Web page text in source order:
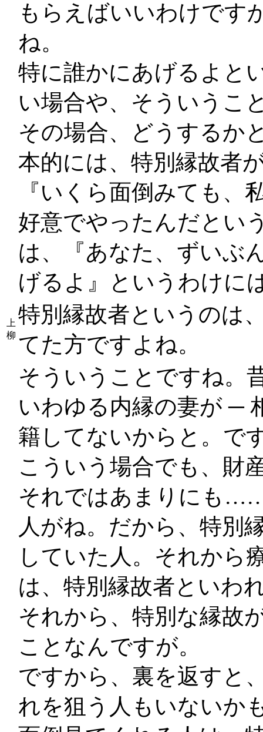
もらえばいいわけです
ね。
特に誰かにあげるよと
い場合や、そういうこ
その場合、どうする
本的には、特別縁故者
『いくら面倒みても、
好意でやったんだとい
は、『あなた、ずいぶ
げるよ』というわけに
上
柳
特別縁故者というのは
てた方ですよね。
そういうことですね。
いわゆる内縁の妻が ─
籍してないからと。で
こういう場合でも、財
それではあまりにも
人がね。だから、特別
していた人。それから
は、特別縁故者といわ
それから、特別な縁故
ことなんですが。
ですから、裏を返すと
れを狙う人もいないか